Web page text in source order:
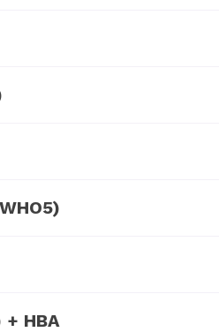
HBA